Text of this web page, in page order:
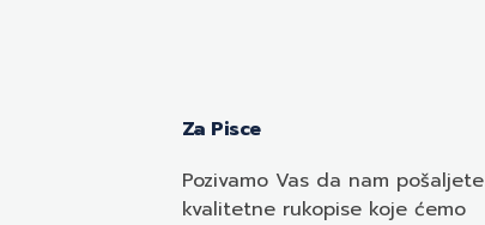
Za Pisce
Pozivamo Vasda nam pošaljete
kvalitetne rukopise koje ćemo